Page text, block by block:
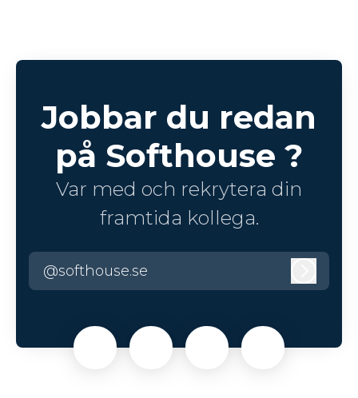
Jobbar du redan
på Softhouse ?
Var med och rekrytera din
framtida kollega.
@softhouse.se